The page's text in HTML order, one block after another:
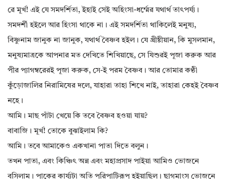
রে মূর্খ! এই যে সমদর্শিতা, ইহাই সেই অহিংসা-ধর্ম্মের যথার্থ তাৎপর্য্য।
সমদর্শী হইলে আর হিংসা থাকে না। এই সমদর্শিতা থাকিলেই মনুষ্য,
বিষ্ণুনাম জানুক না জানুক, যথার্থ বৈষ্ণব হইল। যে খ্রীষ্টীয়ান, কি মুসলমান,
মনুষ্যমাত্রকে আপনার মত দেখিতে শিখিয়াছে, সে যিশুরই পূজা করুক আর
পীর প্যাগম্বরেরই পূজা করুক, সে-ই পরম বৈষ্ণব। আর তোমার কণ্ঠী
কুঁড়োজালির নিরামিষের দলে, যাহারা তাহা শিখে নাই, তাহারা কেহই বৈষ্ণব
নহে।
আমি। মাছ পাঁটা খেয়ে কি তবে বৈষ্ণব হওয়া যায়?
বাবাজি। মূর্খ! তোকে বুঝাইলাম কি?
আমি। তবে আমাকেও একখানা পাতা দিতে বলুন।
তখন পাতা, এবং কিঞ্চিৎ অন্ন এবং মহাপ্রসাদ পাইয়া আমিও ভোজনে
বসিলাম। পাকের কার্য্যটা অতি পরিপাটিরূপ হইয়াছিল। ছাগমাংস ভোজনে